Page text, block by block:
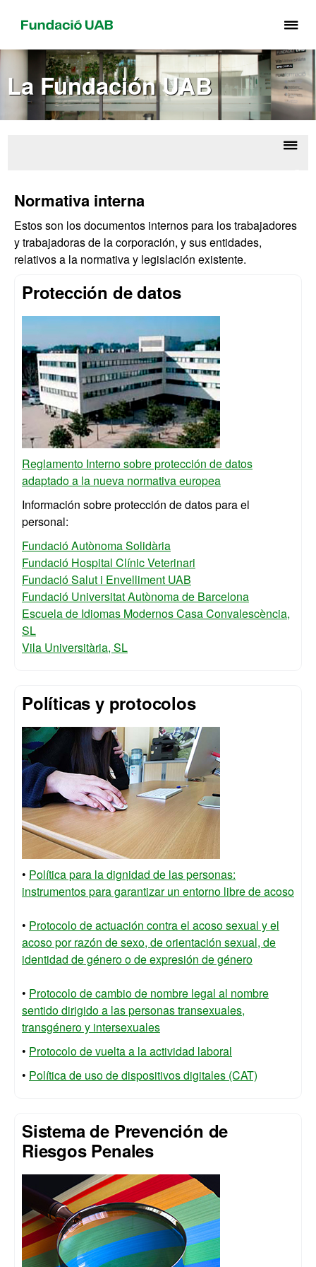
el
La Fundación UAB
Normativa interna
Estos son los documentos internos para los trabajadores
y trabajadoras de la corporación, y sus entidades,
relativos a la normativa y legislación existente.
Protección de datos
Reglamento Interno sobre protección de datos
adaptado a la nueva normativa europea
Información sobre protección de datos para el
personal:
Fundació Autònoma Solidària
Fundació Hospital Clínic Veterinari
Fundació Salut i Envelliment UAB
Fundació Universitat Autònoma de Barcelona
Escuela de Idiomas Modernos Casa Convalescència,
SL
Vila Universitària, SL
Políticas y protocolos
• Política para la dignidad de las personas:
instrumentos para garantizar un entorno libre de acoso
• Protocolo de actuación contra el acoso sexual y el
acoso por razón de sexo, de orientación sexual, de
identidad de género o de expresión de género
• Protocolo de cambio de nombre legal al nombre
sentido dirigido a las personas transexuales,
transgénero y intersexuales
• Protocolo de vuelta a la actividad laboral
• Política de uso de dispositivos digitales (CAT)
Sistema de Prevención de
Riesgos Penales